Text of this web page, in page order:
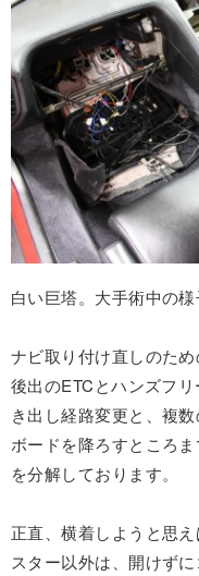
白い巨塔。大手術中の様
ナビ取り付け直しのた
後出のETCとハンズフ
き出し経路変更と、複
ボードを降ろすところ
を分解しております。
正直、横着しようと思
スター以外は、開けず